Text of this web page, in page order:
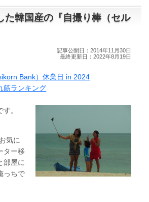
た韓国産の『自撮り棒（セル
記事公開日：2014年11月30日
最終更新日：2022年8月19日
Bank）休業日 in 2024
筋ランキング
。
気に
ター移
部屋に
っちで